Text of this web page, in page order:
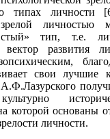
о типах личности
зрелой личностью
тип, т.е.
вектор развития
свои лучшие
которой основаны
личности.